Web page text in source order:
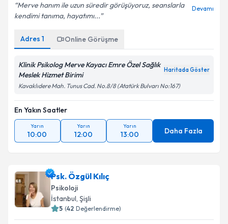
Merve hanım ile uzun süredir görüşüyoruz, seanslarla
kendimi tanıma, hayatımı...
Devamı
Adres 1 Online Görüşme
Klinik Psikolog Merve Kayacı Emre Özel Sağlık
Meslek Hizmet Birimi
Haritada Göster
Kavaklıdere Mah. Tunus Cad. No.8/8 (Atatürk Bulvarı No:167)
En Yakın Saatler
Yarın
10:00
Yarın
12:00
Yarın
13:00 Daha Fazla
Psk. Özgül Kılıç
Psikoloji
İstanbul, Şişli
5 (42 Değerlendirme)